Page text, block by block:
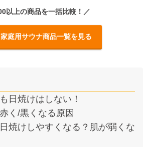
以上の商品を一括比較！／
庭用サウナ商品一覧を見る
日焼けはしない！
く/黒くなる原因
焼けしやすくなる？肌が弱くな